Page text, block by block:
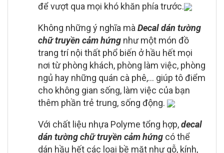
để vượt qua mọi khó khăn phía trước.
Không những ý nghĩa mà Decal dán tường
chữ truyền cảm hứng như một món đồ
trang trí nội thất phổ biến ở hầu hết mọi
nơi từ phòng khách, phòng làm việc, phòng
ngủ hay những quán cà phê,… giúp tô điểm
cho không gian sống, làm việc của bạn
thêm phần trẻ trung, sống động.
Với chất liệu nhựa Polyme tổng hợp,decal
dán tường chữ truyền cảm hứng có thể
dán hầu hết các loại bề mặt như gỗ, kính,